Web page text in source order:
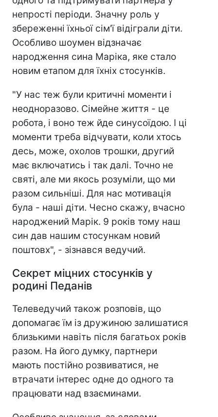
непрості періоди. Значну роль у
збереженні їхньої сім'ї відіграли діти.
Особливо шоумен відзначає
народження сина Маріка, яке стало
новим етапом для їхніх стосунків.
"У нас теж були критичні моменти і
неодноразово. Сімейне життя - це
робота, і воно теж йде синусоїдою. І ці
моменти треба відчувати, коли хтось
десь, може, охолов трошки, другий
має включатись і так далі. Точно не
святі, але ми якось розуміли, що ми
разом сильніші. Для нас мотивація
була - наші діти. Чесно скажу, вчасно
народжений Марік. 9 років тому наш
син дав нашим стосункам новий
поштовх", - зізнався ведучий.
Секрет міцних стосунків у
родині Педанів
Телеведучий також розповів, що
допомагає їм із дружиною залишатися
близькими навіть після багатьох років
разом. На його думку, партнери
мають постійно розвиватися, не
втрачати інтерес одне до одного та
працювати над взаєминами.